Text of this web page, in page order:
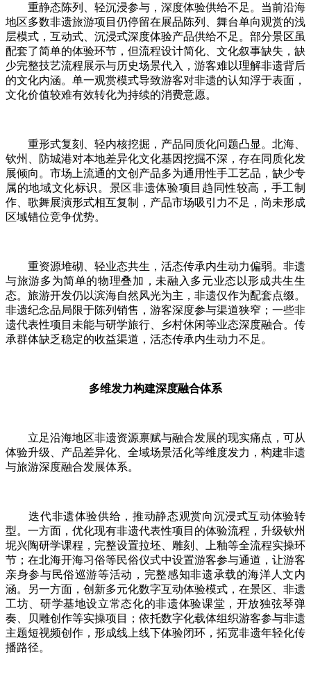
重静态陈列、轻沉浸参与，深度体验供给不足。当前沿海
地区多数非遗旅游项目仍停留在展品陈列、舞台单向观赏的浅
层模式，互动式、沉浸式深度体验产品供给不足。部分景区虽
配套了简单的体验环节，但流程设计简化、文化叙事缺失，缺
少完整技艺流程展示与历史场景代入，游客难以理解非遗背后
的文化内涵。单一观赏模式导致游客对非遗的认知浮于表面，
文化价值较难有效转化为持续的消费意愿。
重形式复刻、轻内核挖掘，产品同质化问题凸显。北海、
钦州、防城港对本地差异化文化基因挖掘不深，存在同质化发
展倾向。市场上流通的文创产品多为通用性手工艺品，缺少专
属的地域文化标识。景区非遗体验项目趋同性较高，手工制
作、歌舞展演形式相互复制，产品市场吸引力不足，尚未形成
区域错位竞争优势。
重资源堆砌、轻业态共生，活态传承内生动力偏弱。非遗
与旅游多为简单的物理叠加，未融入多元业态以形成共生生
态。旅游开发仍以滨海自然风光为主，非遗仅作为配套点缀。
非遗纪念品局限于陈列销售，游客深度参与渠道狭窄；一些非
遗代表性项目未能与研学旅行、乡村休闲等业态深度融合。传
承群体缺乏稳定的收益渠道，活态传承内生动力不足。
多维发力构建深度融合体系
立足沿海地区非遗资源禀赋与融合发展的现实痛点，可从
体验升级、产品差异化、全域场景活化等维度发力，构建非遗
与旅游深度融合发展体系。
迭代非遗体验供给，推动静态观赏向沉浸式互动体验转
型。一方面，优化现有非遗代表性项目的体验流程，升级钦州
坭兴陶研学课程，完整设置拉坯、雕刻、上釉等全流程实操环
节；在北海开海习俗等民俗仪式中设置游客参与通道，让游客
亲身参与民俗巡游等活动，完整感知非遗承载的海洋人文内
涵。另一方面，创新多元化数字互动体验模式，在景区、非遗
工坊、研学基地设立常态化的非遗体验课堂，开放独弦琴弹
奏、贝雕创作等实操项目；依托数字化载体组织游客参与非遗
主题短视频创作，形成线上线下体验闭环，拓宽非遗年轻化传
播路径。